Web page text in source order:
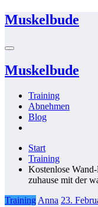
Zum
Inhalt
Muskelbude
Muskelbude
Training
Abnehmen
Blog
Start
Training
Kostenlose
zuhause mit der
Training Anna 23.